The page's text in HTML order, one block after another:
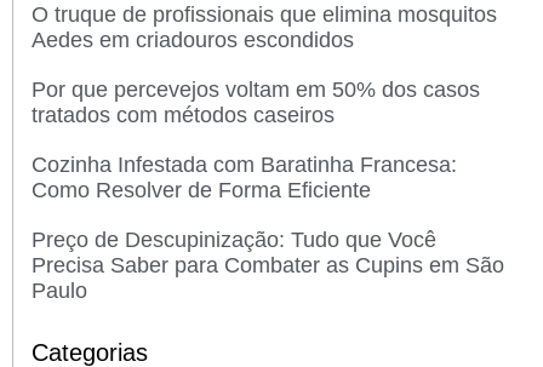
O truque de profissionais que elimina mosquitos
Aedes em criadouros escondidos
Por que percevejos voltam em 50% dos casos
tratados com métodos caseiros
Cozinha Infestada com Baratinha Francesa:
Como Resolver de Forma Eficiente
Preço de Descupinização: Tudo que Você
Precisa Saber para Combater as Cupins em São
Paulo
Categorias